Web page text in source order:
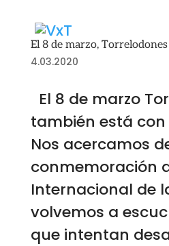
El 8 de marzo,
4.03.2020
El 8 de marzo
también está con
Nos acercamos
conmemoración
Internacional de
volvemos a
que intentan